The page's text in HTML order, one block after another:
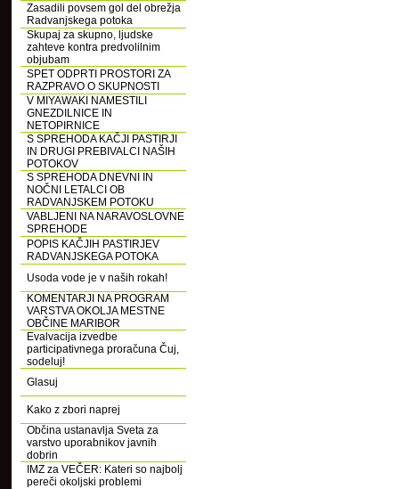
Zasadili povsem gol del obrežja
Radvanjskega potoka
Skupaj za skupno, ljudske
zahteve kontra predvolilnim
objubam
SPET ODPRTI PROSTORI ZA
RAZPRAVO O SKUPNOSTI
V MIYAWAKI NAMESTILI
GNEZDILNICE IN
NETOPIRNICE
S SPREHODA KAČJI PASTIRJI
IN DRUGI PREBIVALCI NAŠIH
POTOKOV
S SPREHODA DNEVNI IN
NOČNI LETALCI OB
RADVANJSKEM POTOKU
VABLJENI NA NARAVOSLOVNE
SPREHODE
POPIS KAČJIH PASTIRJEV
RADVANJSKEGA POTOKA
Usoda vode je v naših rokah!
KOMENTARJI NA PROGRAM
VARSTVA OKOLJA MESTNE
OBČINE MARIBOR
Evalvacija izvedbe
participativnega proračuna Čuj,
sodeluj!
Glasuj
Kako z zbori naprej
Občina ustanavlja Sveta za
varstvo uporabnikov javnih
dobrin
IMZ za VEČER: Kateri so najbolj
pereči okoljski problemi